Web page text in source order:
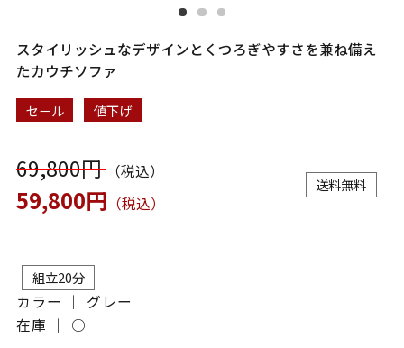
スタイリッシュなデザインとくつろぎやすさを兼ね備え
たカウチソファ
セール 値下げ
69,800円（税込）
59,800円 （税込）
送料無料
組立20分
カラー ｜ グレー
在庫 ｜ ○